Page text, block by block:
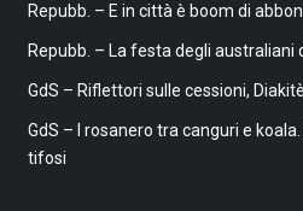
Repubb. – E in città è boom di
Repubb. – La festa degli australiani
GdS – Riflettori sulle cessioni,
GdS – I rosanero tra canguri e
tifosi